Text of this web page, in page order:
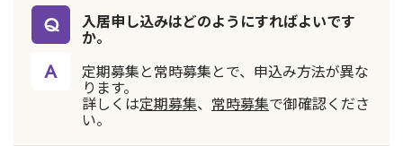
入居申し込みはどのようにすればよいです
か。
定期募集と常時募集とで、申込み方法が異な
ります。
詳しくは定期募集、 常時募集で御確認くださ
い。